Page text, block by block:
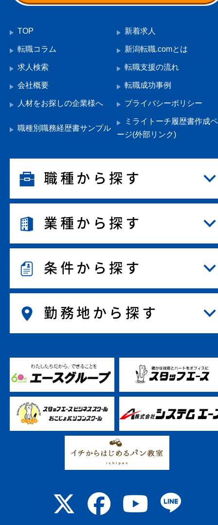
TOP 新着求人
転職コラム 新潟転職.comとは
求人検索 転職支援の流れ
会社概要 転職成功事例
人材をお探しの企業様へ プライバシーポリシー
職種別職務経歴書サンプル
ミライトーチ履歴書作成ペ
ージ(外部リンク)
職種から探す
業種から探す
条件から探す
勤務地から探す